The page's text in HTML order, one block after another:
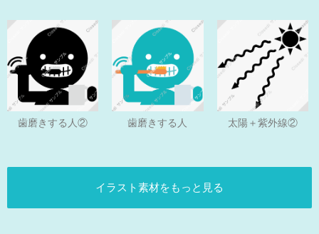
歯磨きする人② 歯磨きする人 太陽＋紫外線②
イラスト素材をもっと見る